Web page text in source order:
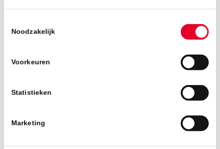
Noodzakelijk
Voorkeuren
Statistieken
Marketing